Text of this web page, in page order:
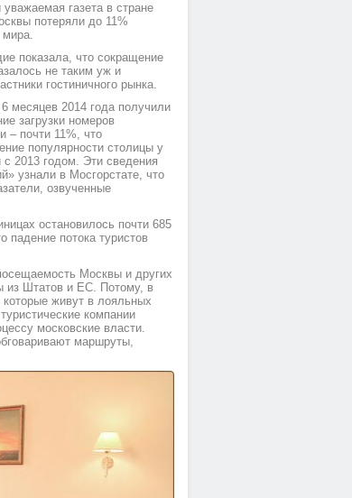
газета в стране
потеряли до 11%
мира.
показала, что сокращение
не таким уж и
гостиничного рынка.
месяцев 2014 года получили
загрузки номеров
– почти 11%, что
популярности столицы у
с 2013 годом. Эти сведения
узнали в Мосгорстате, что
озвученные
остановилось почти 685
потока туристов
Москвы и других
из Штатов и ЕС. Потому, в
которые живут в лояльных
компании
московские власти.
маршруты,